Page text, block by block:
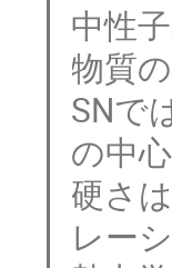
中性
物質
SNで
の中
硬さ
レー